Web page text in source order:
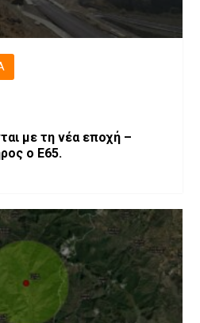
με τη νέα εποχή –
ο Ε65.